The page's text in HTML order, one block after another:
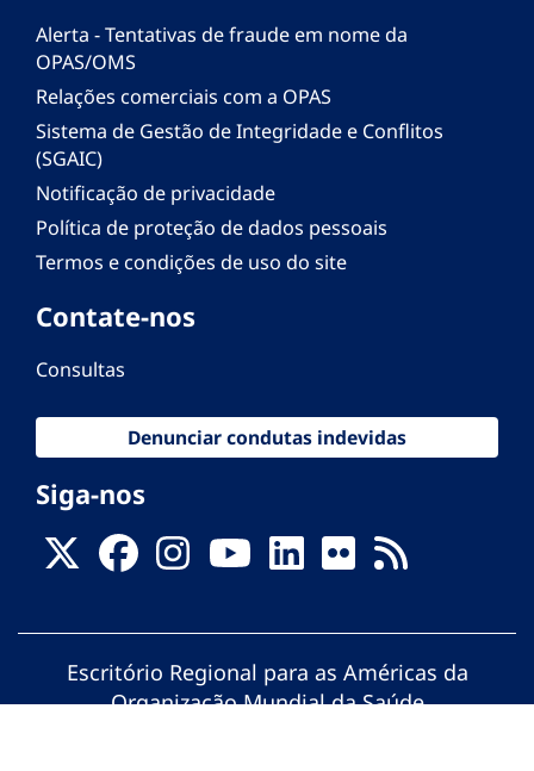
Alerta - Tentativas de fraude em nome da
OPAS/OMS
Relações comerciais com a OPAS
Sistema de Gestão de Integridade e Conflitos
(SGAIC)
Notificação de privacidade
Política de proteção de dados pessoais
Termos e condições de uso do site
Contate-nos
Consultas
Denunciar condutas indevidas
Siga-nos
Escritório Regional para as Américas da
Organização Mundial da Saúde